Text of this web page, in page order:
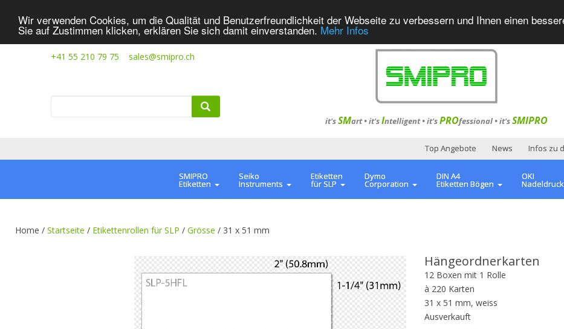
Wir verwenden Cookies, um die Qualität und Benutzerfreundlichkeit der Webseite zu verbessern und Ihnen einen
Sie auf Zustimmen klicken, erklären Sie sich damit einverstanden. Mehr Infos
+41 55 210 79 75 sales@smipro.ch
it'sSMart •it'sIntelligent•it'sPROfessional•it'sSMIPRO
Top Angebote News Infos zu
SMIPRO
Etiketten
Seiko
Instruments
Etiketten
für SLP
Dymo
Corporation
DIN A4
Etiketten Bögen
OKI
Home / Startseite / Etikettenrollen für SLP / Grösse / 31 x 51 mm
Hängeordnerkarten
12 Boxen mit 1 Rolle
à 220 Karten
31 x 51 mm, weiss
Ausverkauft